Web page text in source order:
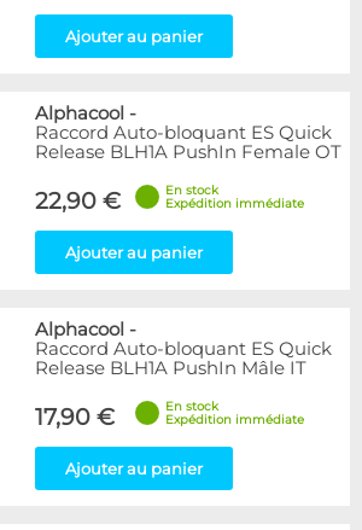
Ajouter au panier
Alphacool -
Raccord Auto-bloquant ES Quick
Release BLH1A PushIn Female OT
22,90 €
En stock
Expédition immédiate
Ajouter au panier
Alphacool -
Raccord Auto-bloquant ES Quick
Release BLH1A PushIn Mâle IT
17,90 €
En stock
Expédition immédiate
Ajouter au panier